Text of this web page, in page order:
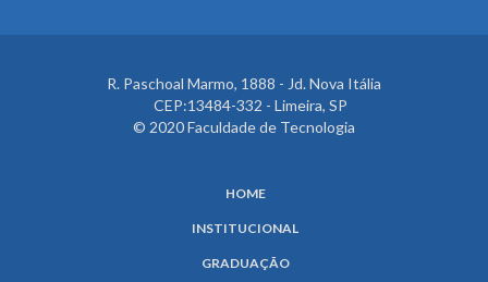
R. Paschoal Marmo, 1888 - Jd. Nova Itália
CEP:13484-332 - Limeira, SP
© 2020 Faculdade de Tecnologia
HOME
INSTITUCIONAL
GRADUAÇÃO